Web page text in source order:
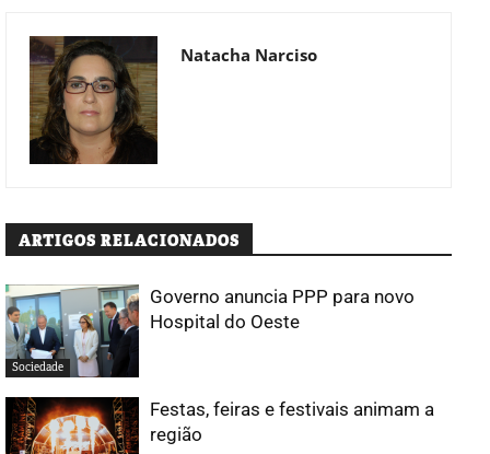
Natacha Narciso
ARTIGOS RELACIONADOS
Sociedade
Governo anuncia PPP para novo
Hospital do Oeste
Festas, feiras e festivais animam a
região